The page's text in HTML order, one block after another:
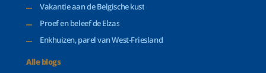
Vakantie aan de Belgische kust
Proef en beleef de Elzas
Enkhuizen, parel van West-Friesland
Alle blogs